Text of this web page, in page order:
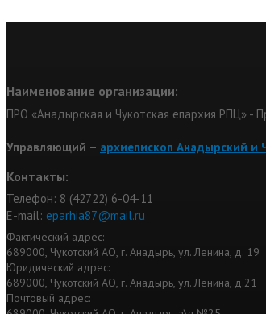
Наименование организации:
ПРО «Анадырская и Чукотская епархия РПЦ» -
Управляющий – архиепископ Анадырский и
Контакты:
Телефон: 8 (42722) 6-04-11
Е-mail: eparhia87@mail.ru
Фактический адрес:
689000, Чукотский АО, г. Анадырь, ул. Ленина, д. 19
Юридический адрес:
689000, Чукотский АО, г. Анадырь, ул. Ленина, д.21
Почтовый адрес: